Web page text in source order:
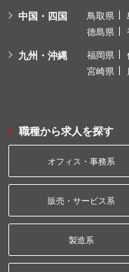
中国・四国 鳥取県
徳島県
九州・沖縄 福岡県
宮崎県
職種から求人を探す
オフィス・事務系
販売・サービス系
製造系